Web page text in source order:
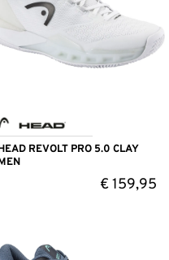
REVOLT PRO 5.0 CLAY
€159,95